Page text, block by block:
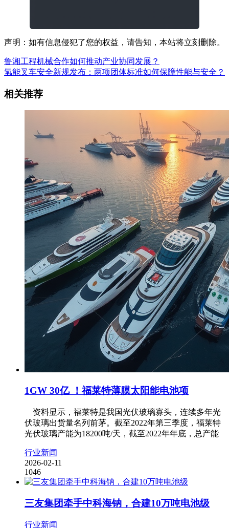
声明：如有信息侵犯了您的权益，请告知，本站将立刻删除。
鲁湘工程机械合作如何推动产业协同发展？
氢能叉车安全新规发布：两项团体标准如何保障性能与安全？
相关推荐
1GW 30亿 ！福莱特薄膜太阳能电池项
资料显示，福莱特是我国光伏玻璃寡头，连续多年光
伏玻璃出货量名列前茅。截至2022年第三季度，福莱特
光伏玻璃产能为18200吨/天，截至2022年年底，总产能
行业新闻
2026-02-11
1046
三友集团牵手中科海钠，合建10万吨电池级
行业新闻